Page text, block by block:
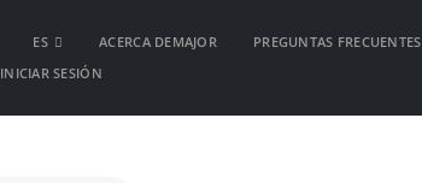
ES ACERCA DEMAJOR PREGUNTAS FRECUENTES
INICIAR SESIÓN